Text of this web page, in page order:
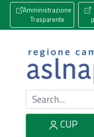
Amministrazione
Trasparente
Cerca nel sito
CUP